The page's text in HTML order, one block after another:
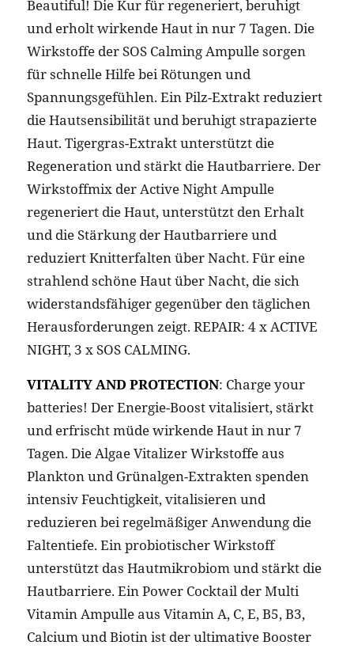
Beautiful! Die Kur für regeneriert, beruhigt
und erholt wirkende Haut in nur 7 Tagen. Die
Wirkstoffe der SOS Calming Ampulle sorgen
für schnelle Hilfe bei Rötungen und
Spannungsgefühlen. Ein Pilz-Extrakt reduziert
die Hautsensibilität und beruhigt strapazierte
Haut. Tigergras-Extrakt unterstützt die
Regeneration und stärkt die Hautbarriere. Der
Wirkstoffmix der Active Night Ampulle
regeneriert die Haut, unterstützt den Erhalt
und die Stärkung der Hautbarriere und
reduziert Knitterfalten über Nacht. Für eine
strahlend schöne Haut über Nacht, die sich
widerstandsfähiger gegenüber den täglichen
Herausforderungen zeigt. REPAIR: 4 x ACTIVE
NIGHT, 3 x SOS CALMING.
VITALITY AND PROTECTION: Charge your
batteries! Der Energie-Boost vitalisiert, stärkt
und erfrischt müde wirkende Haut in nur 7
Tagen. Die Algae Vitalizer Wirkstoffe aus
Plankton und Grünalgen-Extrakten spenden
intensiv Feuchtigkeit, vitalisieren und
reduzieren bei regelmäßiger Anwendung die
Faltentiefe. Ein probiotischer Wirkstoff
unterstützt das Hautmikrobiom und stärkt die
Hautbarriere. Ein Power Cocktail der Multi
Vitamin Ampulle aus Vitamin A, C, E, B5, B3,
Calcium und Biotin ist der ultimative Booster